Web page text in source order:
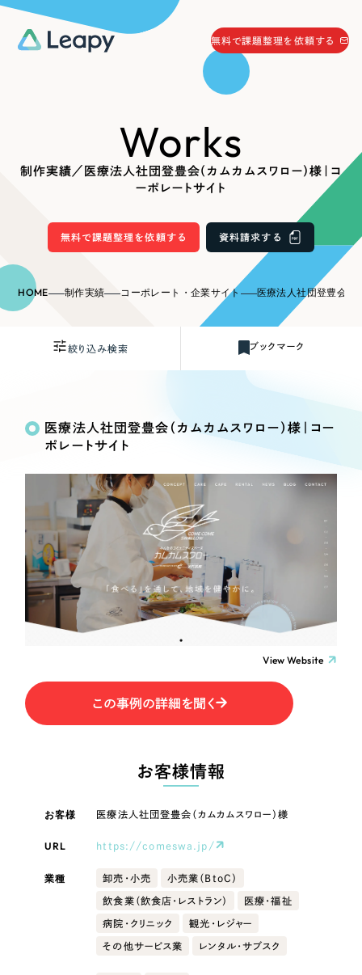
サービス
Service
サービス紹介
一過性の広告に頼らず、
「仕組み」と「ノウハウ」
を残す資産型DX支援をご提供します
Webサイト制作
コーポレートサイト制作
採用サイト制作
ECサイト制作
ブランドサイト制作
会社概要
お役立ち情報
無料で課題整理を依頼
無料で課題整理を依頼する
058-215-0066
24時間受付
資料請求する
Web Produce
採用サイト制作
ECサイト制作
ブランドサイト制作
ブランディング支援
制作実績
すべて （624件）
コーポレート・企業サイト （278件）
ブランドサイト・サービスサイト （85件）
ポータルサイト・メディアサイト
LP（ランディングページ）
ブランディング（ロゴ・印刷物）
その他 （1件）
オプションサービス
お客様インタビュー
Outsourcing
会社情報
制作実績／医療法人社団登豊会（カムカムスワロー）様｜コ
ーポレートサイト
Works
無料で課題整理を依頼する 資料請求する
HOME 制作実績 コーポレート・企業サイト 医療法人社団登豊会（カムカムス
絞り込み検索 ブックマーク
コーポレート・企業サイト
ブランドサイト・サービスサイト
求人・採用サイト
ポータルサイト・メディアサイト
キャンペーン・プロモーション
ブランディング（ロゴ・印刷物）
医療法人社団登豊会（カムカムスワロー）様｜コー
ポレートサイト
View Website
この事例の詳細を聞く
お客様情報
お客様 医療法人社団登豊会（カムカムスワロー）様
URL https://comeswa.jp/
業種 卸売・小売 小売業（BtoC）
飲食業（飲食店・レストラン） 医療・福祉
病院・クリニック 観光・レジャー
その他サービス業 レンタル・サブスク